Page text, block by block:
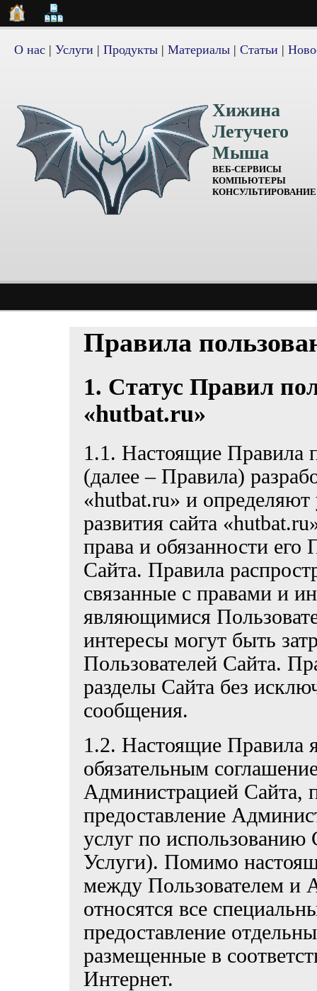
О нас | Услуги | Продукты | Материалы | Статьи |
Хижина
Летучего
Мыша
ВЕБ-СЕРВИСЫ
КОМПЬЮТЕРЫ
КОНСУЛЬТИРОВАНИЕ
Правила
1. Статус Правил
«hutbat.ru»
1.1. Настоящие Правила
(далее – Правила)
«hutbat.ru» и определяют
развития сайта
права и обязанности
Сайта. Правила
связанные с правами и
являющимися
интересы могут быть
Пользователей Сайта.
разделы Сайта без
сообщения.
1.2. Настоящие Правила
обязательным
Администрацией Сайта,
предоставление
услуг по использованию
Услуги). Помимо
между Пользователем и
относятся все
предоставление
размещенные в
Интернет.